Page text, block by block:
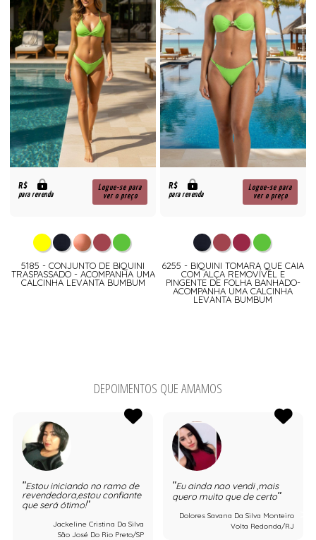
R$
para revenda
Logue-se para
ver o preço
5185 - CONJUNTO DE BIQUINI
TRASPASSADO - ACOMPANHA UMA
CALCINHA LEVANTA BUMBUM
R$
para revenda
Logue-se para
ver o preço
6255 - BIQUINI TOMARA QUE CAIA
COM ALÇA REMOVÍVEL E
PINGENTE DE FOLHA BANHADO-
ACOMPANHA UMA CALCINHA
LEVANTA BUMBUM
DEPOIMENTOS QUE AMAMOS
Estou iniciando no ramo de
revendedora,estou confiante
que será ótimo!
Jackeline Cristina Da Silva
São José Do Rio Preto/SP
Eu ainda nao vendi ,mais
quero muito que de certo
Dolores Savana Da Silva Monteiro
Volta Redonda/RJ